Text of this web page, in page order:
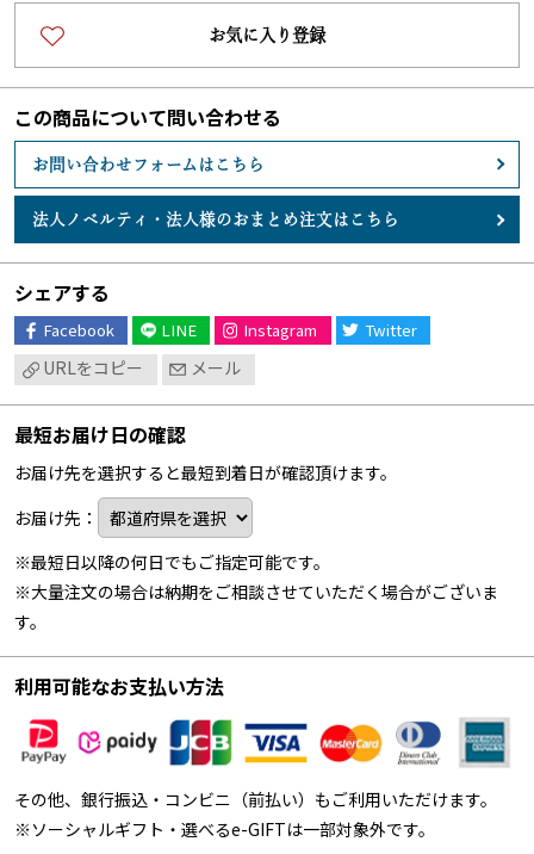
お気に入り登録
この商品について問い合わせる
お問い合わせフォームはこちら
法人ノベルティ・ 法人様のおまとめ注文はこちら
シェアする
Facebook LINE Instagram Twitter
URLをコピー メール
最短お届け日の確認
お届け先を選択すると最短到着日が確認頂けます。
お届け先：
※最短日以降の何日でもご指定可能です。
※大量注文の場合は納期をご相談させていただく場合がございま
す。
利用可能なお支払い方法
その他、銀行振込・コンビニ（前払い）もご利用いただけます。
※ソーシャルギフト・選べるe-GIFTは一部対象外です。